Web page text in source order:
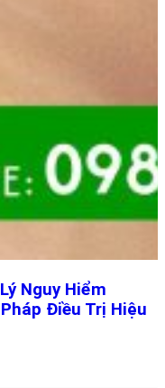
Nguy Hiểm
Điều Trị Hiệu